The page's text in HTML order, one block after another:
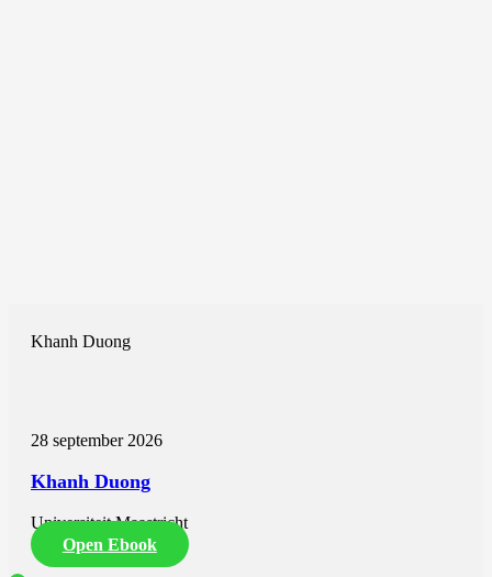
Khanh Duong
28 september 2026
Khanh Duong
Universiteit Maastricht
Open Ebook